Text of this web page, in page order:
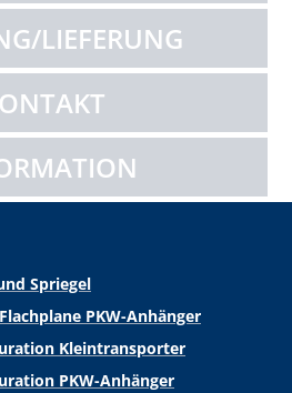
LIEFERUNG
Spriegel
PKW-Anhänger
Kleintransporter
PKW-Anhänger